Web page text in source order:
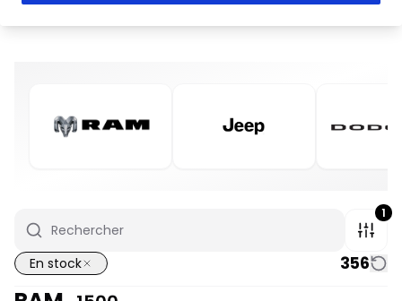
1
En stock 356